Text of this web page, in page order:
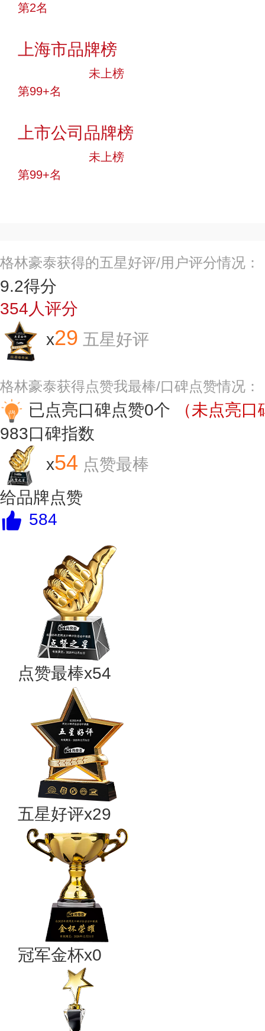
第2名
上海市品牌榜
未上榜
第99+名
上市公司品牌榜
未上榜
第99+名
格林豪泰获得的五星好评/用户评分情况：
9.2得分
354人评分
x29 五星好评
格林豪泰获得点赞我最棒/口碑点赞情况：
已点亮口碑点赞0个
（未点亮
983口碑指数
x54 点赞最棒
给品牌点赞
584
点赞最棒x54
五星好评x29
冠军金杯x0